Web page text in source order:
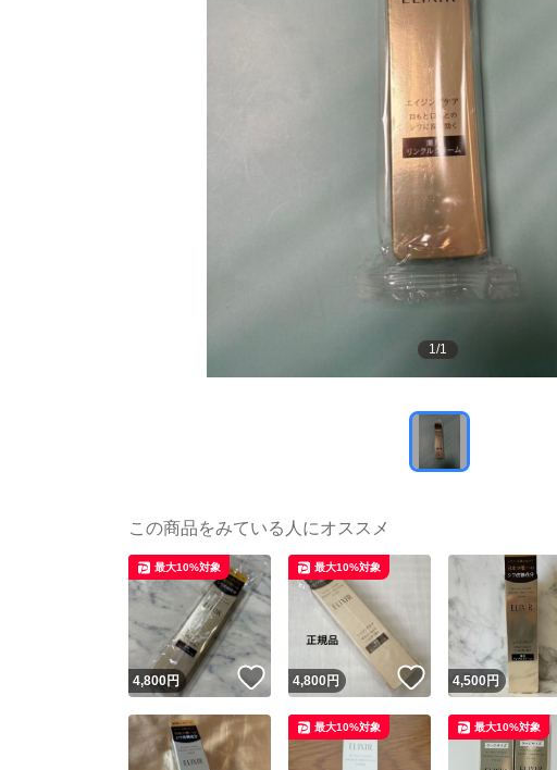
1/1
この商品をみている人にオススメ
4,800円 いいね！
最大10%対象
4,800円 いいね！
最大10%対象
4,500円
最大10%対象 最大10%対象